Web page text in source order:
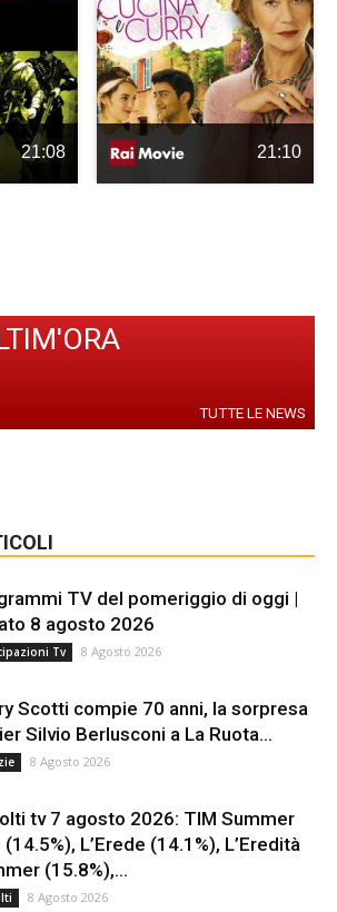
21:08 21:10
TUTTE LE NEWS
TV del pomeriggio di oggi |
8 agosto 2026
Tv 8 Agosto 2026
Scotti compie 70 anni, la sorpresa
Silvio Berlusconi a La Ruota...
8 Agosto 2026
tv 7 agosto 2026: TIM Summer
L’Erede (14.1%), L’Eredità
(15.8%),...
8 Agosto 2026